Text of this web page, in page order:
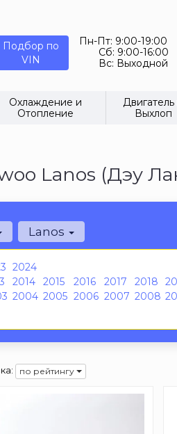
Подбор по
VIN
Пн-Пт: 9:00-19:00
Сб: 9:00-16:00
Вс: Выходной
Охлаждение и
Отопление
Двигатель
Выхлоп
Lanos (Дэу
2024
2014 2015 2016 2017 2018
2004 2005 2006 2007 2008
Lanos
по рейтингу